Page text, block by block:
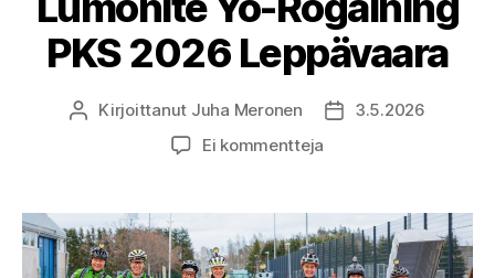
PKS 2026 Leppävaara
Kirjoittaja
Kirjoittanut Juha Meronen Julkaisupäivämäärä
3.5.2026
Ei kommentteja
Rogaining
PKS
2026